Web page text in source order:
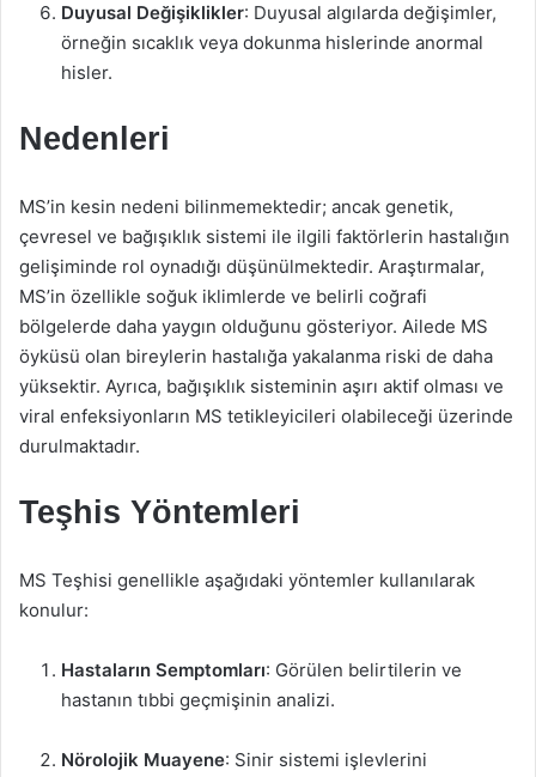
Duyusal Değişiklikler: Duyusal algılarda değişimler,
örneğin sıcaklık veya dokunma hislerinde anormal
hisler.
Nedenleri
MS’in kesin nedeni bilinmemektedir; ancak genetik,
çevresel ve bağışıklık sistemi ile ilgili faktörlerin hastalığın
gelişiminde rol oynadığı düşünülmektedir. Araştırmalar,
MS’in özellikle soğuk iklimlerde ve belirli coğrafi
bölgelerde daha yaygın olduğunu gösteriyor. Ailede MS
öyküsü olan bireylerin hastalığa yakalanma riski de daha
yüksektir. Ayrıca, bağışıklık sisteminin aşırı aktif olması ve
viral enfeksiyonların MS tetikleyicileri olabileceği üzerinde
durulmaktadır.
Teşhis Yöntemleri
MS Teşhisi genellikle aşağıdaki yöntemler kullanılarak
konulur:
Hastaların Semptomları: Görülen belirtilerin ve
hastanın tıbbi geçmişinin analizi.
Nörolojik Muayene: Sinir sistemi işlevlerini